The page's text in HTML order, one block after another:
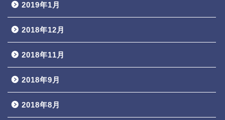
2019年1月
2018年12月
2018年11月
2018年9月
2018年8月